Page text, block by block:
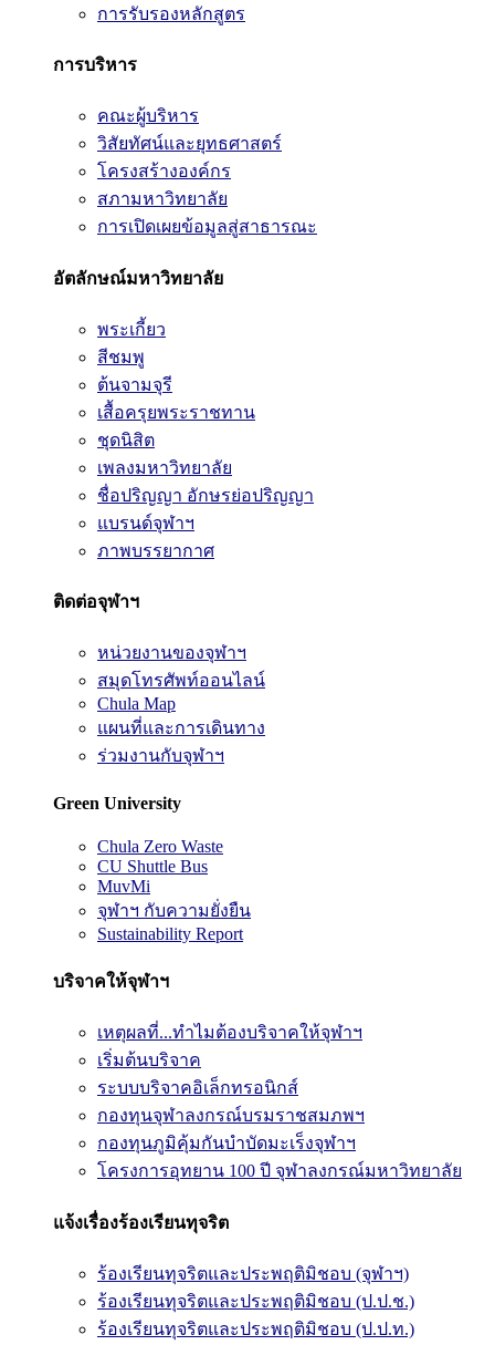
การรับรองหลักสูตร
การบริหาร
คณะผู้บริหาร
วิสัยทัศน์และยุทธศาสตร์
โครงสร้างองค์กร
สภามหาวิทยาลัย
การเปิดเผยข้อมูลสู่สาธารณะ
อัตลักษณ์มหาวิทยาลัย
พระเกี้ยว
สีชมพู
ต้นจามจุรี
เสื้อครุยพระราชทาน
ชุดนิสิต
เพลงมหาวิทยาลัย
ชื่อปริญญา อักษรย่อปริญญา
แบรนด์จุฬาฯ
ภาพบรรยากาศ
ติดต่อจุฬาฯ
หน่วยงานของจุฬาฯ
สมุดโทรศัพท์ออนไลน์
Chula Map
แผนที่และการเดินทาง
ร่วมงานกับจุฬาฯ
Green University
Chula Zero Waste
CU Shuttle Bus
MuvMi
จุฬาฯ กับความยั่งยืน
Sustainability Report
บริจาคให้จุฬาฯ
เหตุผลที่...ทำไมต้องบริจาคให้จุฬาฯ
เริ่มต้นบริจาค
ระบบบริจาคอิเล็กทรอนิกส์
กองทุนจุฬาลงกรณ์บรมราชสมภพฯ
กองทุนภูมิคุ้มกันบำบัดมะเร็งจุฬาฯ
โครงการอุทยาน 100 ปี จุฬาลงกรณ์มหาวิทยาลัย
แจ้งเรื่องร้องเรียนทุจริต
ร้องเรียนทุจริตและประพฤติมิชอบ (จุฬาฯ)
ร้องเรียนทุจริตและประพฤติมิชอบ (ป.ป.ช.)
ร้องเรียนทุจริตและประพฤติมิชอบ (ป.ป.ท.)